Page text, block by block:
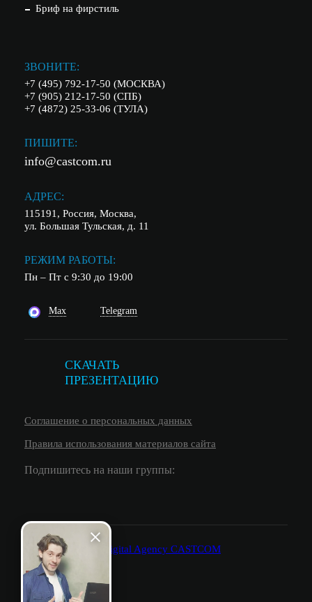
Бриф на фирстиль
ЗВОНИТЕ:
+7 (495) 792-17-50 (МОСКВА)
+7 (905) 212-17-50 (СПБ)
+7 (4872) 25-33-06 (ТУЛА)
ПИШИТЕ:
info@castcom.ru
АДРЕС:
115191, Россия, Москва,
ул. Большая Тульская, д. 11
РЕЖИМ РАБОТЫ:
Пн – Пт с 9:30 до 19:00
Max Telegram
СКАЧАТЬ
ПРЕЗЕНТАЦИЮ
Подпишитесь на наши группы:
Соглашение о персональных данных
Правила использования материалов сайта